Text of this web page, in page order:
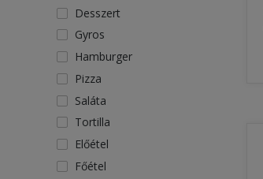
Desszert
Gyros
Hamburger
Pizza
Saláta
Tortilla
Előétel
Főétel